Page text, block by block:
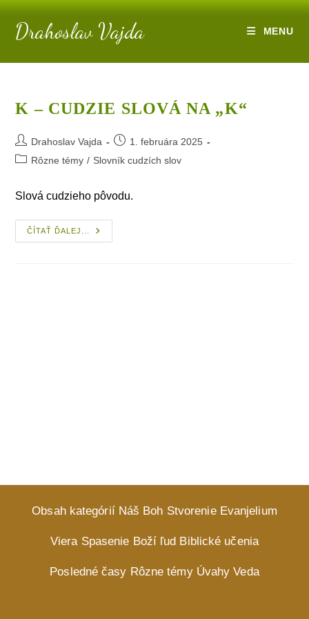
contentDrahoslav Vajda MENU
K – CUDZIE SLOVÁ NA „K“
Post
author:
Drahoslav Vajda
Post
published:
1. februára 2025
PostRôzne témy / Slovník cudzích slov
Slová cudzieho pôvodu.
ČÍTAŤ ĎALEJ...
K
–
Obsah kategórií Náš Boh Stvorenie Evanjelium
Viera Spasenie Boží ľud Biblické učenia
Posledné časy Rôzne témy Úvahy Veda